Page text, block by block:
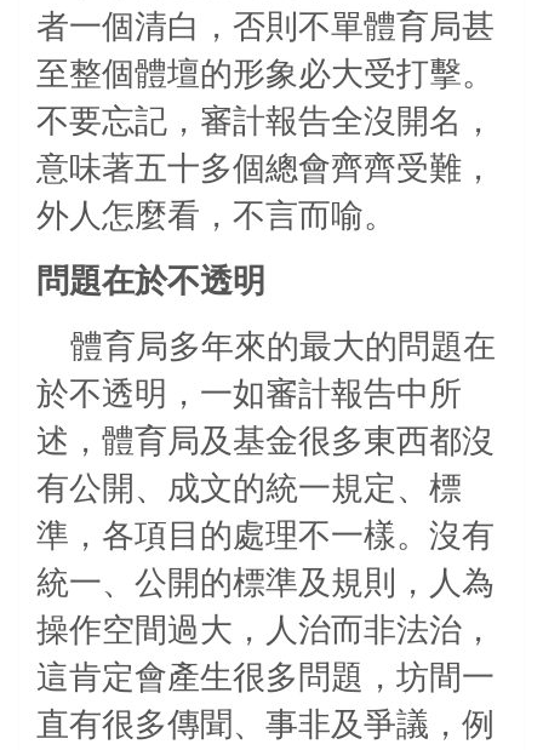
者一個清白，否則不單體育局甚
至整個體壇的形象必大受打擊。
不要忘記，審計報告全沒開名，
意味著五十多個總會齊齊受難 ，
外人怎麼看，不言而喻。
問題在於不透明
體育局多年來的最大的問題在
於不透明，一如審計報告中所
述，體育局及基金很多東西都沒
有公開、成文的統一規定、標
準，各項目的處理不一樣。沒有
統一、公開的標準及規則，人為
操作空間過大，人治而非法治，
這肯定會產生很多問題，坊間一
直有很多傳聞、事非及爭議，例